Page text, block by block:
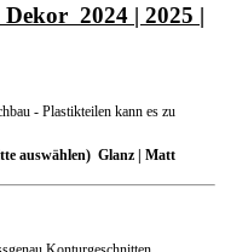
2024 | 2025 |
- Plastikteilen kann es zu
auswählen) Glanz | Matt